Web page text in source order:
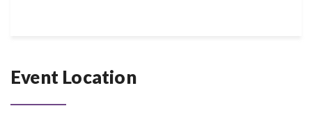
Event Location